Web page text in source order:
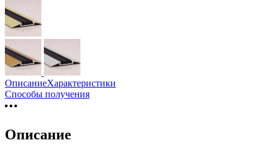
ОписаниеХарактеристики
Способы получения
Описание